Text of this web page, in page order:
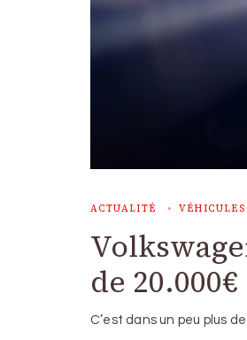
ACTUALITÉ
de
C’est dans un peu plus